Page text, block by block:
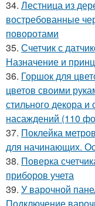
34. Лестница из
востребованные
поворотами
35. Счетчик с
Назначение и
36. Горшок для
цветов своими
стильного декора
насаждений (110
37. Поклейка
для начинающих.
38. Поверка
приборов учета
39. У варочной